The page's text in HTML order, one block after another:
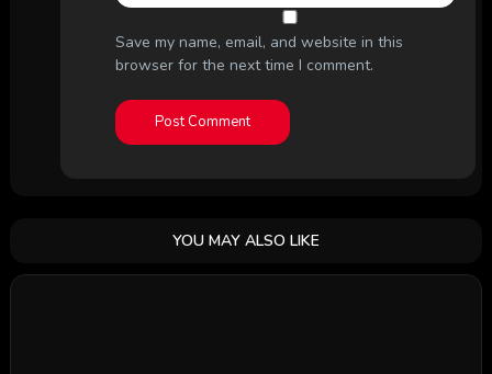
Save my name, email, and website in this
browser for the next time I comment.
YOU MAY ALSO LIKE